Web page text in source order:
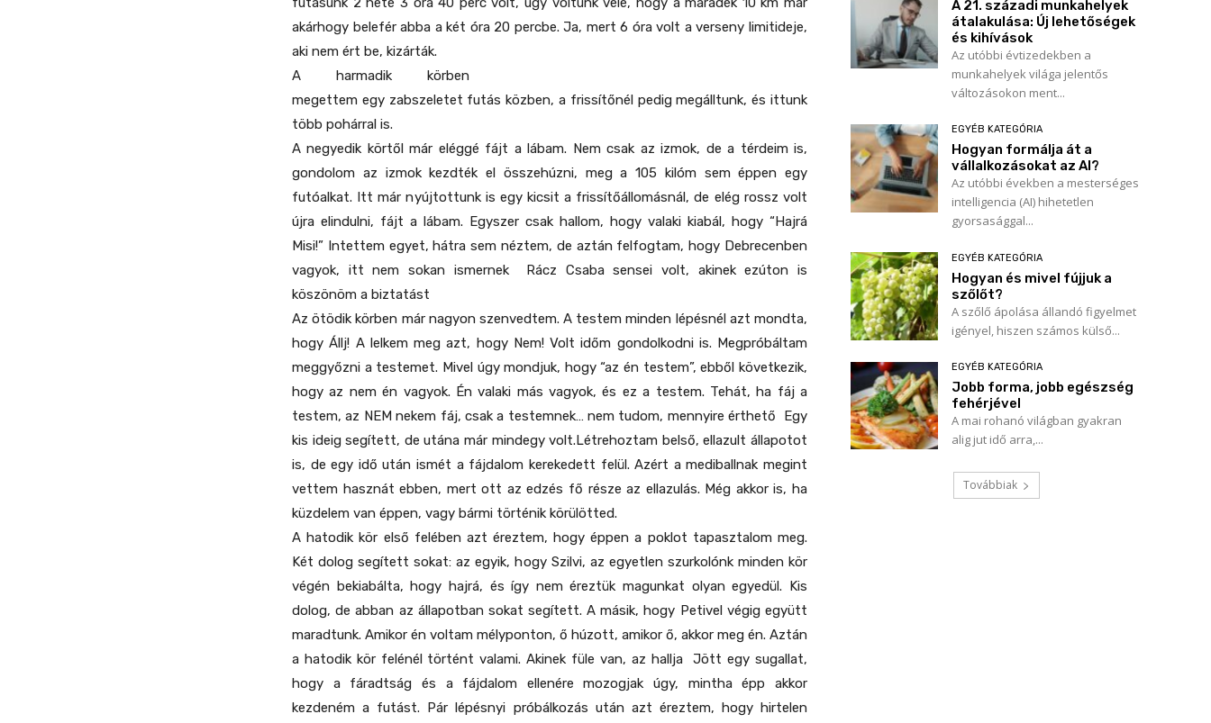
akárhogy belefér abba a két óra 20 percbe. Ja, mert 6 óra volt a verseny limitideje,
aki nem ért be, kizárták.
A harmadik körben
megettem egy zabszeletet futás közben, a frissítőnél pedig megálltunk, és ittunk
több pohárral is.
A negyedik körtől már eléggé fájt a lábam. Nem csak az izmok, de a térdeim is,
gondolom az izmok kezdték el összehúzni, meg a 105 kilóm sem éppen egy
futóalkat. Itt már nyújtottunk is egy kicsit a frissítőállomásnál, de elég rossz volt
újra elindulni, fájt a lábam. Egyszer csak hallom, hogy valaki kiabál, hogy “Hajrá
Misi!” Intettem egyet, hátra sem néztem, de aztán felfogtam, hogy Debrecenben
vagyok, itt nem sokan ismernek Rácz Csaba sensei volt, akinek ezúton is
köszönöm a biztatást
Az ötödik körben már nagyon szenvedtem. A testem minden lépésnél azt mondta,
hogy Állj! A lelkem meg azt, hogy Nem! Volt időm gondolkodni is. Megpróbáltam
meggyőzni a testemet. Mivel úgy mondjuk, hogy “az én testem”, ebből következik,
hogy az nem én vagyok. Én valaki más vagyok, és ez a testem. Tehát, ha fáj a
testem, az NEM nekem fáj, csak a testemnek… nem tudom, mennyire érthető Egy
kis ideig segített, de utána már mindegy volt.Létrehoztam belső, ellazult állapotot
is, de egy idő után ismét a fájdalom kerekedett felül. Azért a mediballnak megint
vettem hasznát ebben, mert ott az edzés fő része az ellazulás. Még akkor is, ha
küzdelem van éppen, vagy bármi történik körülötted.
A hatodik kör első felében azt éreztem, hogy éppen a poklot tapasztalom meg.
Két dolog segített sokat: az egyik, hogy Szilvi, az egyetlen szurkolónk minden kör
végén bekiabálta, hogy hajrá, és így nem éreztük magunkat olyan egyedül. Kis
dolog, de abban az állapotban sokat segített. A másik, hogy Petivel végig együtt
maradtunk. Amikor én voltam mélyponton, ő húzott, amikor ő, akkor meg én. Aztán
a hatodik kör felénél történt valami. Akinek füle van, az hallja Jött egy sugallat,
hogy a fáradtság és a fájdalom ellenére mozogjak úgy, mintha épp akkor
kezdeném a futást. Pár lépésnyi próbálkozás után azt éreztem, hogy hirtelen
A 21. századi munkahelyek
átalakulása: Új lehetőségek
és kihívások
Az utóbbi évtizedekben a
munkahelyek világa jelentős
változásokon ment...
EGYÉB KATEGÓRIA
Hogyan formálja át a
vállalkozásokat az AI?
Az utóbbi években a mesterséges
intelligencia (AI) hihetetlen
gyorsasággal...
EGYÉB KATEGÓRIA
Hogyan és mivel fújjuk a
szőlőt?
A szőlő ápolása állandó figyelmet
igényel, hiszen számos külső...
EGYÉB KATEGÓRIA
Jobb forma, jobb egészség
fehérjével
A mai rohanó világban gyakran
alig jut idő arra,...
Továbbiak